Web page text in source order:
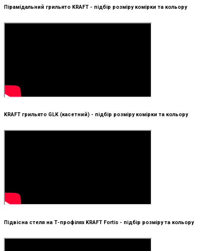
Пірамідальний грильято KRAFT - підбір розміру комірки та кольору
KRAFT грильято GLK (касетний) - підбір розміру комірки та кольору
Підвісна стеля на Т-профілях KRAFT Fortis - підбір розміру та кольору